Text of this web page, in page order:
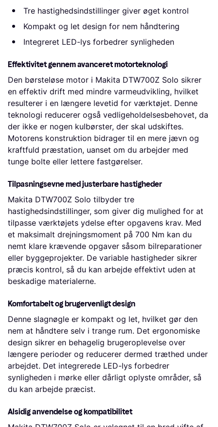
Tre hastighedsindstillinger giver øget kontrol
Kompakt og let design for nem håndtering
Integreret LED-lys forbedrer synligheden
Effektivitet gennem avanceret motorteknologi
Den børsteløse motor i Makita DTW700Z Solo sikrer
en effektiv drift med mindre varmeudvikling, hvilket
resulterer i en længere levetid for værktøjet. Denne
teknologi reducerer også vedligeholdelsesbehovet, da
der ikke er nogen kulbørster, der skal udskiftes.
Motorens konstruktion bidrager til en mere jævn og
kraftfuld præstation, uanset om du arbejder med
tunge bolte eller lettere fastgørelser.
Tilpasningsevne med justerbare hastigheder
Makita DTW700Z Solo tilbyder tre
hastighedsindstillinger, som giver dig mulighed for at
tilpasse værktøjets ydelse efter opgavens krav. Med
et maksimalt drejningsmoment på 700 Nm kan du
nemt klare krævende opgaver såsom bilreparationer
eller byggeprojekter. De variable hastigheder sikrer
præcis kontrol, så du kan arbejde effektivt uden at
beskadige materialerne.
Komfortabelt og brugervenligt design
Denne slagnøgle er kompakt og let, hvilket gør den
nem at håndtere selv i trange rum. Det ergonomiske
design sikrer en behagelig brugeroplevelse over
længere perioder og reducerer dermed træthed under
arbejdet. Det integrerede LED-lys forbedrer
synligheden i mørke eller dårligt oplyste områder, så
du kan arbejde præcist.
Alsidig anvendelse og kompatibilitet